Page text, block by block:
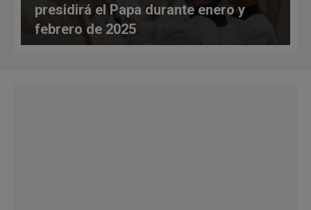
presidirá el Papa durante enero y
febrero de 2025